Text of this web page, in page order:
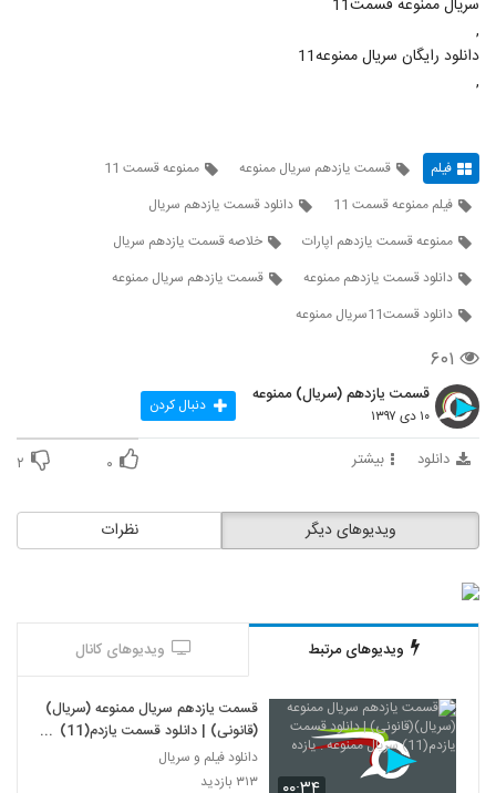
سريال ممنوعه قسمت11
,
دانلود رایگان سریال ممنوعه11
,
فیلم قسمت یازدهم سریال ممنوعه
ممنوعه قسمت 11
فیلم ممنوعه قسمت 11
دانلود قسمت یازدهم سریال
ممنوعه قسمت یازدهم اپارات
خلاصه قسمت یازدهم سریال
دانلود قسمت یازدهم ممنوعه
قسمت یازدهم سریال ممنوعه
دانلود قسمت11سریال ممنوعه
۶۰۱
قسمت یازدهم (سریال) ممنوعه
۱۰ دی ۱۳۹۷ دنبال کردن
دانلود بیشتر ۰ ۲
نظرات ویدیوهای دیگر
ویدیوهای مرتبط ویدیوهای کانال
قسمت یازدهم سریال ممنوعه (سریال)
(قانونی) | دانلود قسمت یازدم(11)
سریال ممنوعه . یازده
دانلود فیلم و سریال
۳۱۳ بازدید